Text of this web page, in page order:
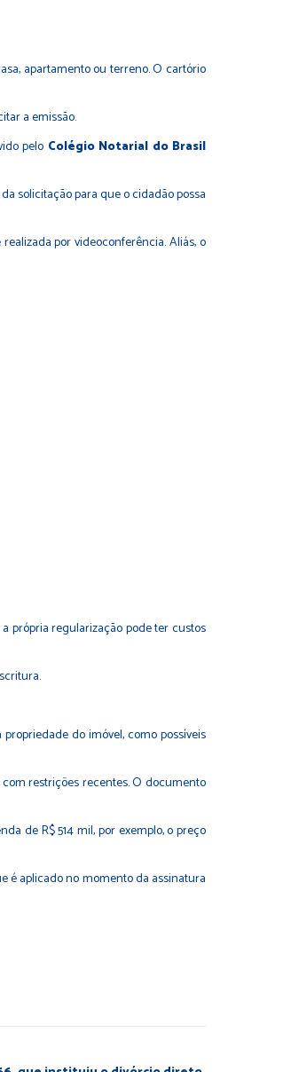
apartamento ou terreno. O cartório
a emissão.
pelo Colégio Notarial do Brasil
solicitação para que o cidadão possa
por videoconferência. Aliás, o
própria regularização pode ter custos
do imóvel, como possíveis
restrições recentes. O documento
de R$ 514 mil, por exemplo, o preço
é aplicado no momento da assinatura